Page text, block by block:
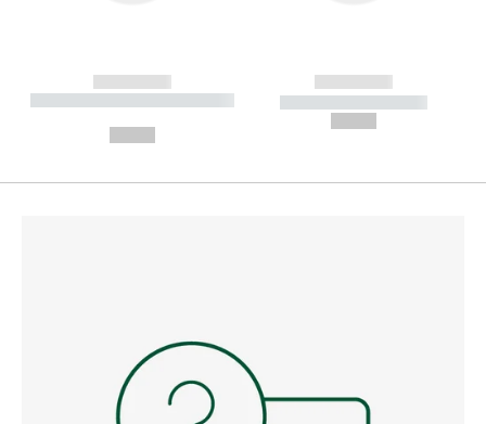
------------
----------- ----------- --------
------------
----------- -----------